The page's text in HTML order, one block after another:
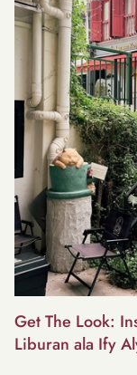
Get The Look:
Liburan ala Ify